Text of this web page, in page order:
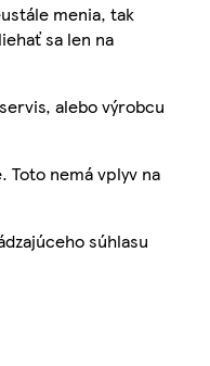
menia, tak
sa len na
alebo výrobcu
Toto nemá vplyv na
súhlasu